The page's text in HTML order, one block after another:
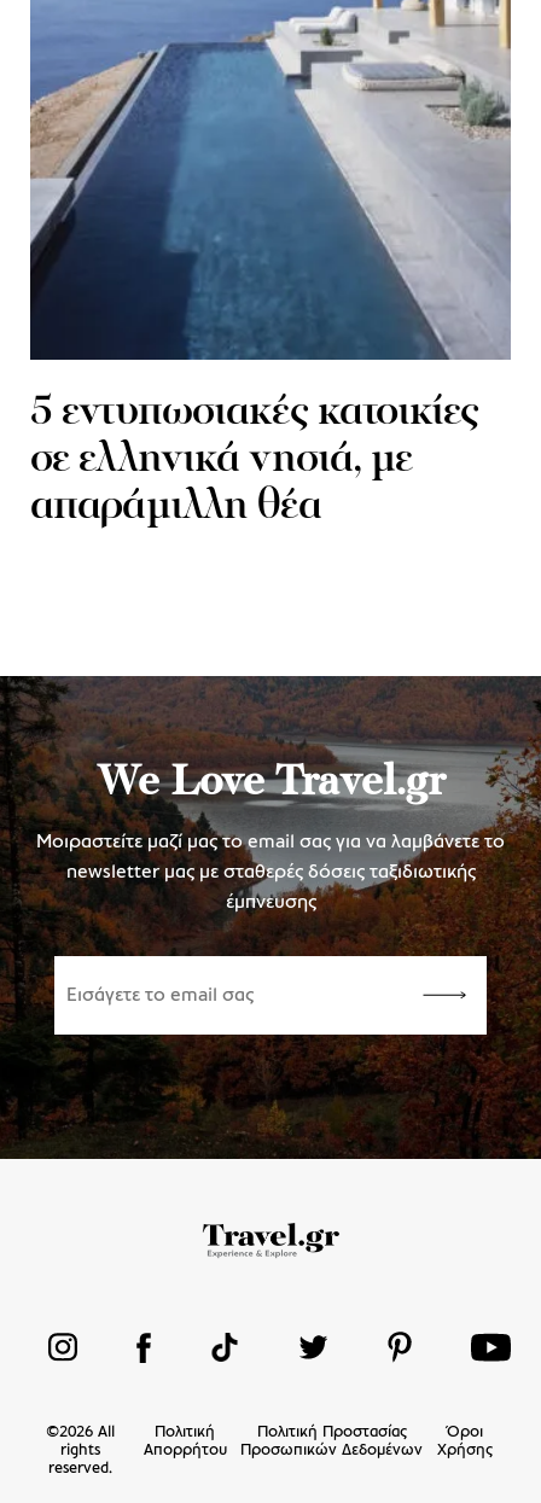
5 εντυπωσιακές κατοικίες
σε ελληνικά νησιά, με
απαράμιλλη θέα
We Love Travel.gr
Μοιραστείτε μαζί μας το email σας για να λαμβάνετε το
newsletter μας με σταθερές δόσεις ταξιδιωτικής
έμπνευσης
©2026 All
rights
reserved.
Πολιτική
Απορρήτου
Πολιτική Προστασίας
Προσωπικών Δεδομένων
Όροι
Χρήσης